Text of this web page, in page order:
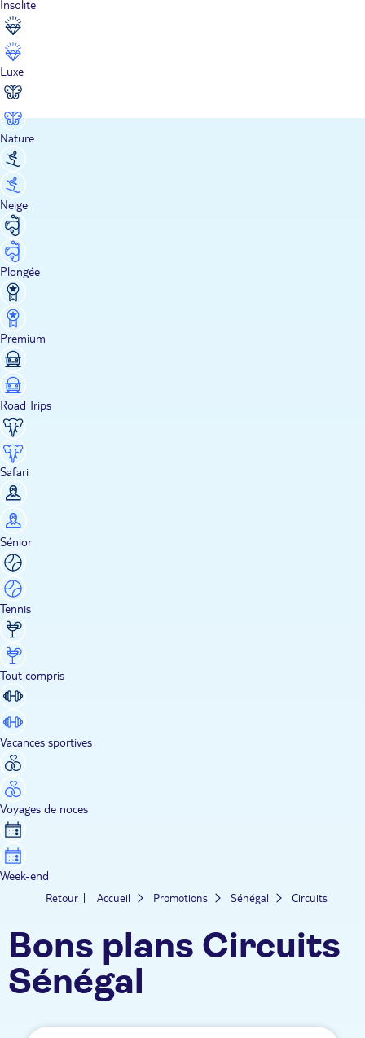
Insolite
Luxe
Nature
Neige
Plongée
Premium
Road Trips
Safari
Sénior
Tennis
Tout compris
Vacances sportives
Voyages de noces
Week-end
Retour Accueil Promotions Sénégal Circuits
Bons plans Circuits
Sénégal